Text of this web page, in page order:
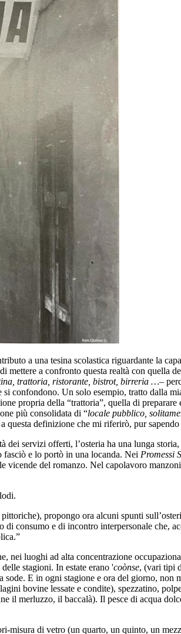
a una tesina scolastica riguardante la
mettere a confronto questa realtà con
trattoria, ristorante, bistrot, birreria …–
confondono. Un solo esempio, tratto dalla
propria della “trattoria”, quella di
più consolidata di “locale pubblico,
questa definizione che mi riferirò, pur
servizi offerti, l’osteria ha una lunga
e lo portò in una locanda. Nei Promessi
del romanzo. Nel capolavoro
propongo ora alcuni spunti
di consumo e di incontro interpersonale che,
nei luoghi ad alta concentrazione
stagioni. In estate erano 'coònse, (vari tipi
sode. E in ogni stagione e ora del giorno, non
bovine lessate e condite), spezzatino,
il merluzzo, il baccalà). Il pesce di acqua
misura di vetro (un quarto, un quinto, un